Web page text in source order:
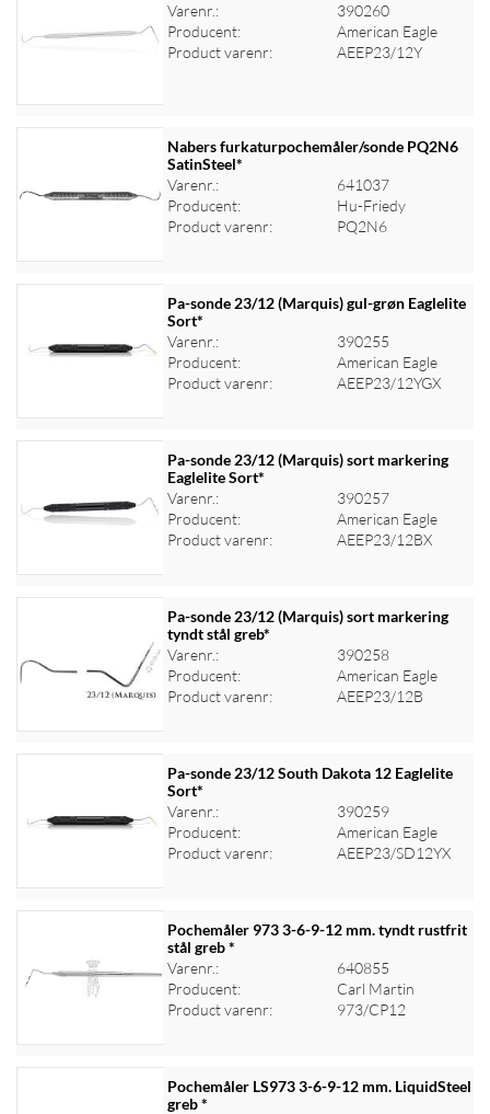
Log ind for at se priser
Varenr.:
390260
Producent:
American Eagle
Product varenr:
AEEP23/12Y
Log ind for at se priser
Nabers furkaturpochemåler/sonde PQ2N6
SatinSteel*
Varenr.:
641037
Producent:
Hu-Friedy
Product varenr:
PQ2N6
Log ind for at se priser
Pa-sonde 23/12 (Marquis) gul-grøn Eaglelite
Sort*
Varenr.:
390255
Producent:
American Eagle
Product varenr:
AEEP23/12YGX
Log ind for at se priser
Pa-sonde 23/12 (Marquis) sort markering
Eaglelite Sort*
Varenr.:
390257
Producent:
American Eagle
Product varenr:
AEEP23/12BX
Log ind for at se priser
Pa-sonde 23/12 (Marquis) sort markering
tyndt stål greb*
Varenr.:
390258
Producent:
American Eagle
Product varenr:
AEEP23/12B
Log ind for at se priser
Pa-sonde 23/12 South Dakota 12 Eaglelite
Sort*
Varenr.:
390259
Producent:
American Eagle
Product varenr:
AEEP23/SD12YX
Log ind for at se priser
Pochemåler 973 3-6-9-12 mm. tyndt rustfrit
stål greb *
Varenr.:
640855
Producent:
Carl Martin
Product varenr:
973/CP12
Pochemåler LS973 3-6-9-12 mm. LiquidSteel
greb *